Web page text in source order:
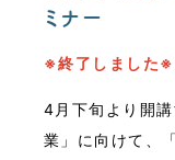
ミナー
※終了しました※
4月下旬より開
業」に向けて、